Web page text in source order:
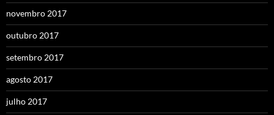
novembro 2017
outubro 2017
setembro 2017
agosto 2017
julho 2017